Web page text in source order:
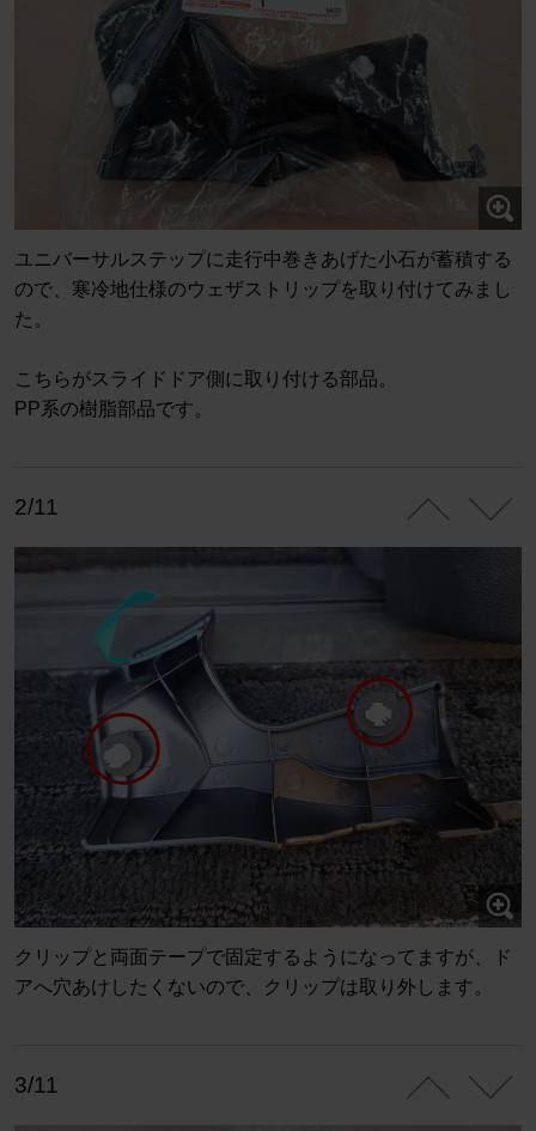
ユニバーサルステップに走行中巻きあげた小石が蓄積する
ので、寒冷地仕様のウェザストリップを取り付けてみまし
た。
こちらがスライドドア側に取り付ける部品。
PP系の樹脂部品です。
2/11
クリップと両面テープで固定するようになってますが、ド
アへ穴あけしたくないので、クリップは取り外します。
3/11